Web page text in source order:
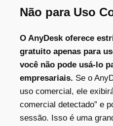
Não para Uso
O AnyDesk oferece
gratuito apenas para
você não pode usá-lo
empresariais. Se o
uso comercial, ele
comercial detectado” e
sessão. Isso é uma